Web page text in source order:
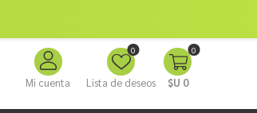
Mi cuenta Lista de deseos
0 0
$U 0